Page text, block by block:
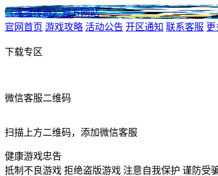
《冰雪传奇》官方网站
官网首页 游戏攻略 活动公告 开区通知 联系客服
下载专区
微信客服二维码
扫描上方二维码，添加微信客服
健康游戏忠告
抵制不良游戏 拒绝盗版游戏 注意自我保护 谨防受